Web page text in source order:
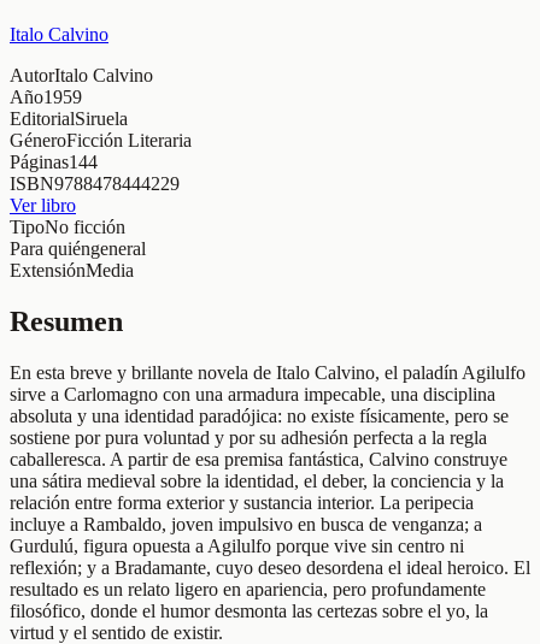
Italo Calvino
AutorItalo Calvino
Año1959
EditorialSiruela
GéneroFicción Literaria
Páginas144
ISBN9788478444229
Ver libro
TipoNo ficción
Para quiéngeneral
ExtensiónMedia
Resumen
En esta breve y brillante novela de Italo Calvino, el paladín Agilulfo
sirve a Carlomagno con una armadura impecable, una disciplina
absoluta y una identidad paradójica: no existe físicamente, pero se
sostiene por pura voluntad y por su adhesión perfecta a la regla
caballeresca. A partir de esa premisa fantástica, Calvino construye
una sátira medieval sobre la identidad, el deber, la conciencia y la
relación entre forma exterior y sustancia interior. La peripecia
incluye a Rambaldo, joven impulsivo en busca de venganza; a
Gurdulú, figura opuesta a Agilulfo porque vive sin centro ni
reflexión; y a Bradamante, cuyo deseo desordena el ideal heroico. El
resultado es un relato ligero en apariencia, pero profundamente
filosófico, donde el humor desmonta las certezas sobre el yo, la
virtud y el sentido de existir.